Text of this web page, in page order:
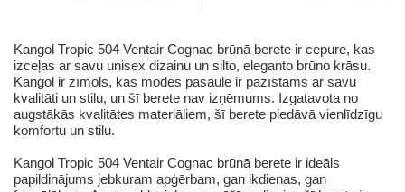
Kangol Tropic 504 Ventair Cognac brūnā berete ir cepure, kas
izceļas ar savu unisex dizainu un silto, eleganto brūno krāsu.
Kangol ir zīmols, kas modes pasaulē ir pazīstams ar savu
kvalitāti un stilu, un šī berete nav izņēmums. Izgatavota no
augstākās kvalitātes materiāliem, šī berete piedāvā vienlīdzīgu
komfortu un stilu.
Kangol Tropic 504 Ventair Cognac brūnā berete ir ideāls
papildinājums jebkuram apģērbam, gan ikdienas, gan